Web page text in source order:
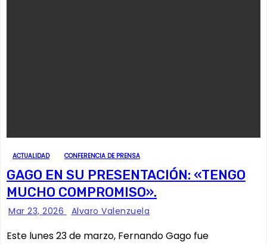
ACTUALIDAD CONFERENCIA DE PRENSA
GAGO EN SU PRESENTACIÓN: «TENGO
MUCHO COMPROMISO».
Mar 23, 2026 Alvaro Valenzuela
Este lunes 23 de marzo, Fernando Gago fue